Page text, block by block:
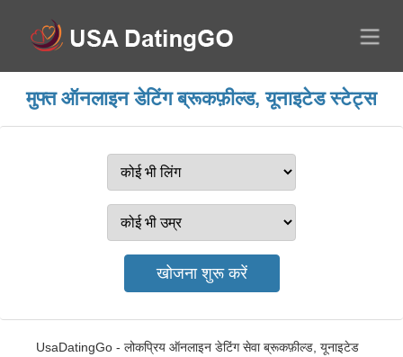
मुफ्त ऑनलाइन डेटिंग ब्रूकफ़ील्ड, यूनाइटेड स्टेट्स
UsaDatingGo - लोकप्रिय ऑनलाइन डेटिंग सेवा ब्रूकफ़ील्ड, यूनाइटेड